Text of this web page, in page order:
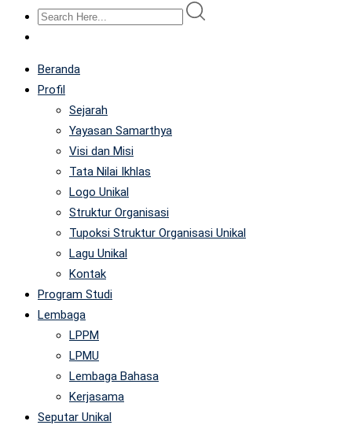
Beranda
Profil
Sejarah
Yayasan Samarthya
Visi dan Misi
Tata Nilai Ikhlas
Logo Unikal
Struktur Organisasi
Tupoksi Struktur Organisasi Unikal
Lagu Unikal
Kontak
Program Studi
Lembaga
LPPM
LPMU
Lembaga Bahasa
Kerjasama
Seputar Unikal